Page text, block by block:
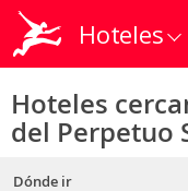
Hoteles
Hoteles
del Perpetuo
Dónde ir